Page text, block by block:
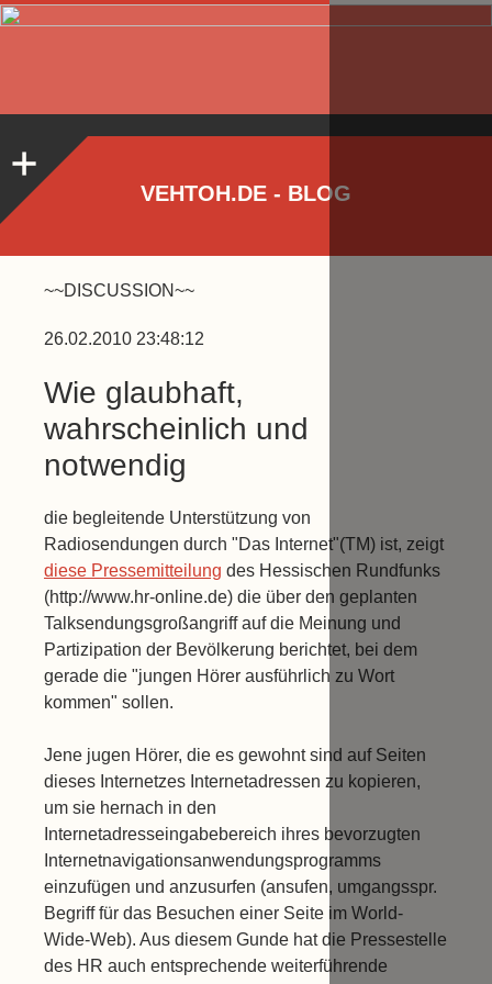
VEHTOH.DE - BLOG
~~DISCUSSION~~
26.02.2010 23:48:12
Wie glaubhaft,
wahrscheinlich und
notwendig
die begleitende Unterstützung von
Radiosendungen durch "Das Internet"(TM) ist, zeigt
diese Pressemitteilung des Hessischen Rundfunks
(http://www.hr-online.de) die über den geplanten
Talksendungsgroßangriff auf die Meinung und
Partizipation der Bevölkerung berichtet, bei dem
gerade die "jungen Hörer ausführlich zu Wort
kommen" sollen.
Jene jugen Hörer, die es gewohnt sind auf Seiten
dieses Internetzes Internetadressen zu kopieren,
um sie hernach in den
Internetadresseingabebereich ihres bevorzugten
Internetnavigationsanwendungsprogramms
einzufügen und anzusurfen (ansufen, umgangsspr.
Begriff für das Besuchen einer Seite im World-
Wide-Web). Aus diesem Gunde hat die Pressestelle
des HR auch entsprechende weiterführende